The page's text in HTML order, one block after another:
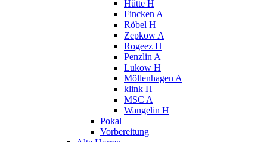
Hütte H
Fincken A
Röbel H
Zepkow A
Rogeez H
Penzlin A
Lukow H
Möllenhagen A
klink H
MSC A
Wangelin H
Pokal
Vorbereitung